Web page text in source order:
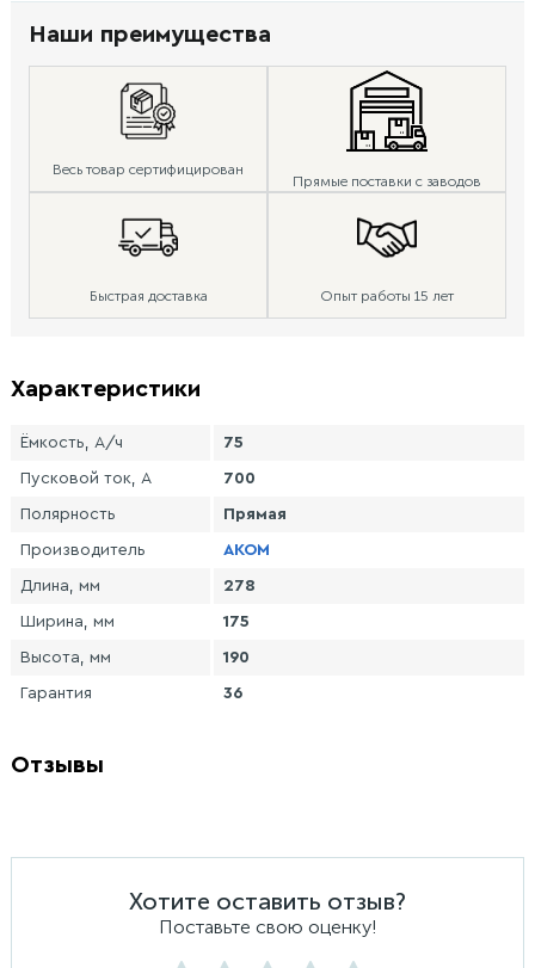
Наши преимущества
Весь товар сертифицирован
Прямые поставки с заводов
Быстрая доставка Опыт работы 15 лет
Характеристики
Ёмкость, А/ч 75
Пусковой ток, А 700
Полярность Прямая
Производитель AKOM
Длина, мм 278
Ширина, мм 175
Высота, мм 190
Гарантия 36
Отзывы
Хотите оставить отзыв?
Поставьте свою оценку!